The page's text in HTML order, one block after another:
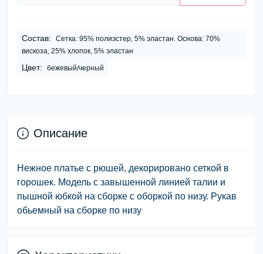
Состав:
Сетка: 95% полиэстер, 5% эластан. Основа: 70%
вискоза, 25% хлопок, 5% эластан
Цвет: бежевый/черный
Описание
Нежное платье с рюшей, декорировано сеткой в
горошек. Модель с завышенной линией талии и
пышной юбкой на сборке с оборкой по низу. Рукав
обьемный на сборке по низу